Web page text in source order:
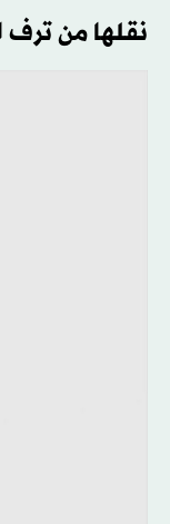
نقلها من ترف